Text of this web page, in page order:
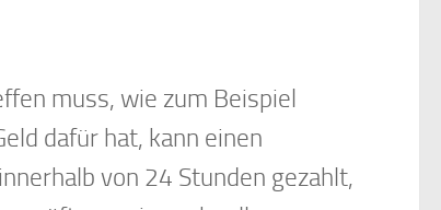
muss, wie zum Beispiel
dafür hat, kann einen
von 24 Stunden gezahlt,